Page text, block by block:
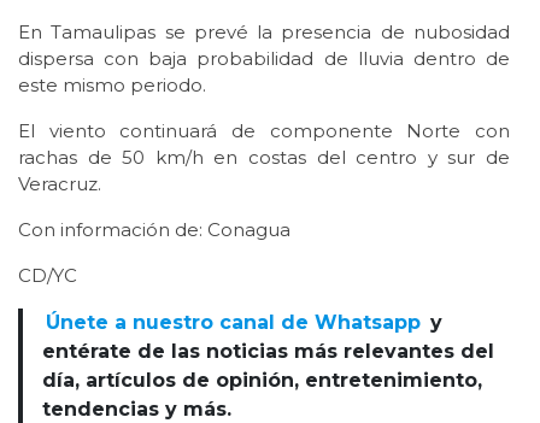
En Tamaulipas se prevé la presencia de nubosidad
dispersa con baja probabilidad de lluvia dentro de
este mismo periodo.
El viento continuará de componente Norte con
rachas de 50 km/h en costas del centro y sur de
Veracruz.
Con información de: Conagua
CD/YC
Únete a nuestro canal de Whatsapp y
entérate de las noticias más relevantes del
día, artículos de opinión, entretenimiento,
tendencias y más.